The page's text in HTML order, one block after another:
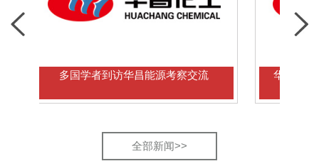
多国学者到访华昌能源考察交流 华昌能源重点科
全部新闻>>